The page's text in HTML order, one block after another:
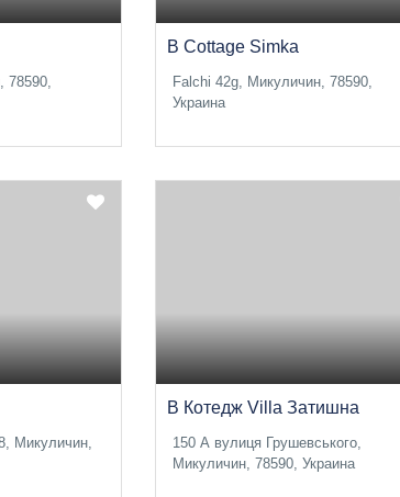
78590,
B Cottage Simka
Falchi 42g, Микуличин, 78590,
Украина
Микуличин,
B Котедж Villa Затишна
150 А вулиця Грушевського,
Микуличин, 78590, Украина